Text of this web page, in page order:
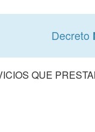
Decreto
QUE